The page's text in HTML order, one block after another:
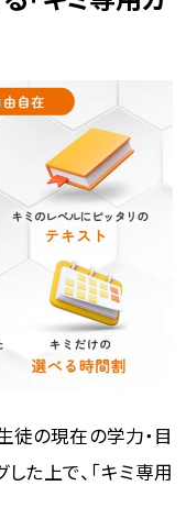
徒の現在の学力・目
た上で、「キミ専用